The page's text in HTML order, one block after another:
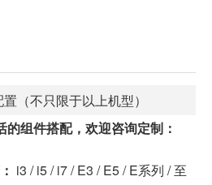
（不只限于以上机型）
组件搭配，欢迎咨询定制：
i3 / i5 / i7 / E3 / E5 / E系列 / 至